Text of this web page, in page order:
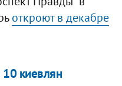
откроют в декабре
киевлян